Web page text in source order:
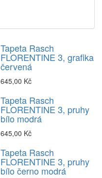
Tapeta Rasch
FLORENTINE 3, grafika
červená
645,00 Kč
Tapeta Rasch
FLORENTINE 3, pruhy
bílo modrá
645,00 Kč
Tapeta Rasch
FLORENTINE 3, pruhy
bílo černo modrá